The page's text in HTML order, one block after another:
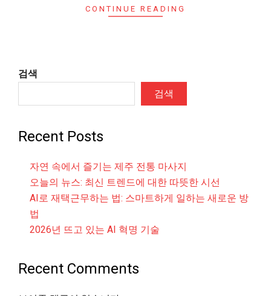
CONTINUE READING
검색
검색
Recent Posts
자연 속에서 즐기는 제주 전통 마사지
오늘의 뉴스: 최신 트렌드에 대한 따뜻한 시선
AI로 재택근무하는 법: 스마트하게 일하는 새로운 방
법
2026년 뜨고 있는 AI 혁명 기술
Recent Comments